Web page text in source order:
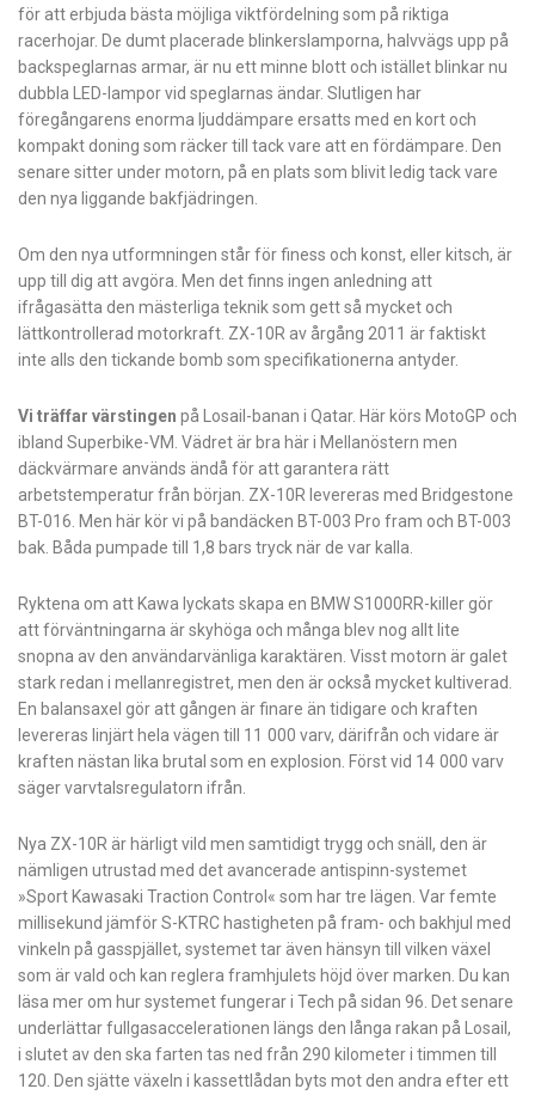
för att erbjuda bästa möjliga viktfördelning som på riktiga
racerhojar. De dumt placerade blinkerslamporna, halvvägs upp på
backspeglarnas armar, är nu ett minne blott och istället blinkar nu
dubbla LED-lampor vid speglarnas ändar. Slutligen har
föregångarens enorma ljuddämpare ersatts med en kort och
kompakt doning som räcker till tack vare att en fördämpare. Den
senare sitter under motorn, på en plats som blivit ledig tack vare
den nya liggande bakfjädringen.
Om den nya utformningen står för finess och konst, eller kitsch, är
upp till dig att avgöra. Men det finns ingen anledning att
ifrågasätta den mästerliga teknik som gett så mycket och
lättkontrollerad motorkraft. ZX-10R av årgång 2011 är faktiskt
inte alls den tickande bomb som specifikationerna antyder.
Vi träffar värstingen på Losail-banan i Qatar. Här körs MotoGP och
ibland Superbike-VM. Vädret är bra här i Mellanöstern men
däckvärmare används ändå för att garantera rätt
arbetstemperatur från början. ZX-10R levereras med Bridgestone
BT-016. Men här kör vi på bandäcken BT-003 Pro fram och BT-003
bak. Båda pumpade till 1,8 bars tryck när de var kalla.
Ryktena om att Kawa lyckats skapa en BMW S1000RR-killer gör
att förväntningarna är skyhöga och många blev nog allt lite
snopna av den användarvänliga karaktären. Visst motorn är galet
stark redan i mellanregistret, men den är också mycket kultiverad.
En balansaxel gör att gången är finare än tidigare och kraften
levereras linjärt hela vägen till 11 000 varv, därifrån och vidare är
kraften nästan lika brutal som en explosion. Först vid 14 000 varv
säger varvtalsregulatorn ifrån.
Nya ZX-10R är härligt vild men samtidigt trygg och snäll, den är
nämligen utrustad med det avancerade antispinn-systemet
»Sport Kawasaki Traction Control« som har tre lägen. Var femte
millisekund jämför S-KTRC hastigheten på fram- och bakhjul med
vinkeln på gasspjället, systemet tar även hänsyn till vilken växel
som är vald och kan reglera framhjulets höjd över marken. Du kan
läsa mer om hur systemet fungerar i Tech på sidan 96. Det senare
underlättar fullgasaccelerationen längs den långa rakan på Losail,
i slutet av den ska farten tas ned från 290 kilometer i timmen till
120. Den sjätte växeln i kassettlådan byts mot den andra efter ett